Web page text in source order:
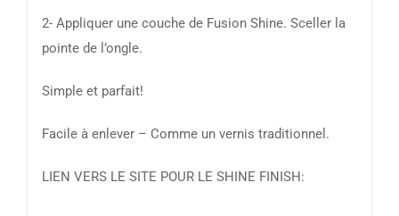
2- Appliquer une couche de Fusion Shine. Sceller la
pointe de l’ongle.
Simple et parfait!
Facile à enlever – Comme un vernis traditionnel.
LIEN VERS LE SITE POUR LE SHINE FINISH: